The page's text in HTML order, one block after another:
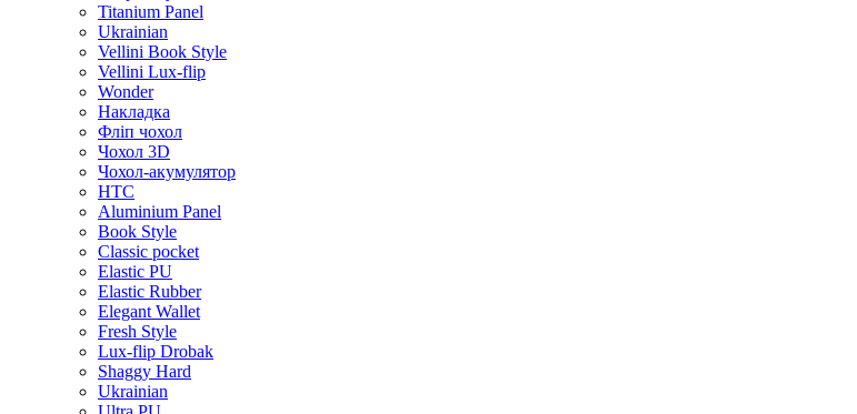
Titanium Panel
Ukrainian
Vellini Book Style
Vellini Lux-flip
Wonder
Накладка
Фліп чохол
Чохол 3D
Чохол-акумулятор
HTC
Aluminium Panel
Book Style
Classic pocket
Elastic PU
Elastic Rubber
Elegant Wallet
Fresh Style
Lux-flip Drobak
Shaggy Hard
Ukrainian